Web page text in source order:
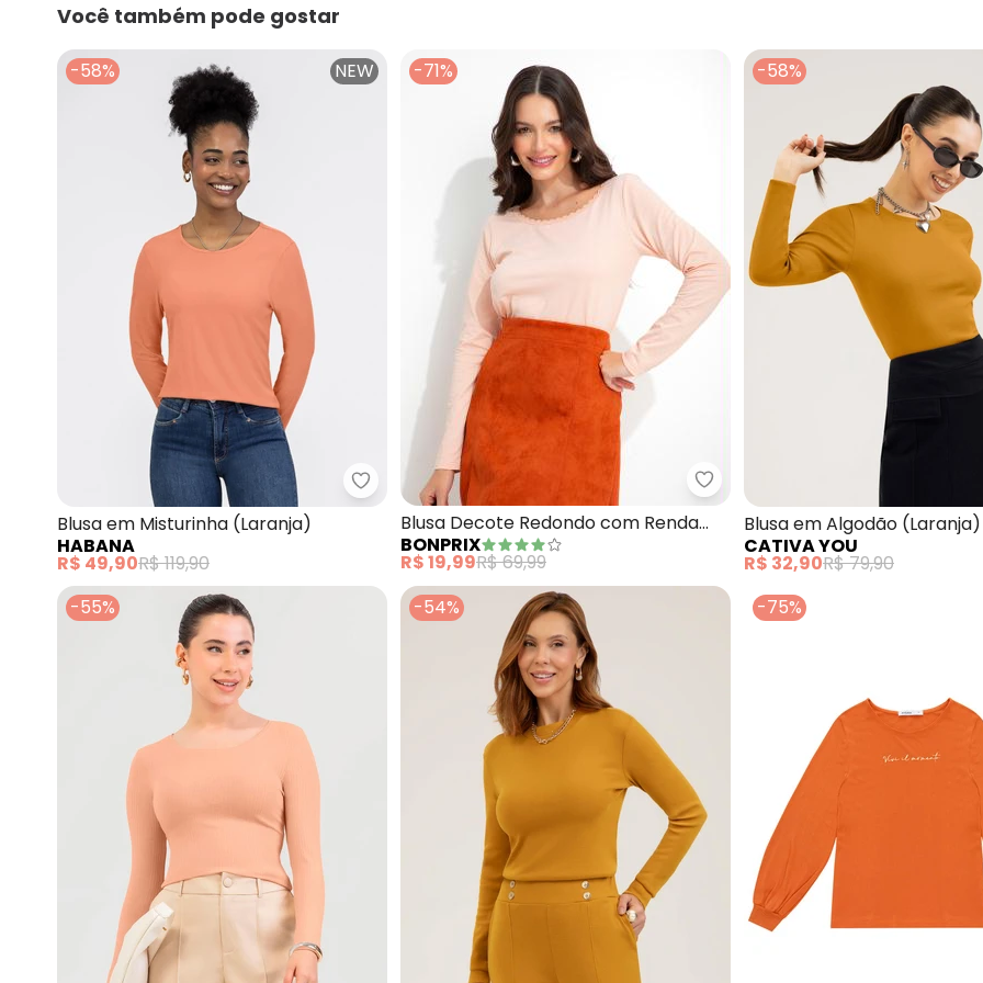
Você também pode gostar
-58% NEW
Habana - Blusa em Misturinha (Laranja)
Blusa em Misturinha (Laranja)
HABANA
R$ 49,90R$ 119,90
-71%
bonprix - Blusa Decote
Blusa Decote Redondo com Renda
(Salmão)
BONPRIX
R$ 19,99R$ 69,99
-58%
Blusa em Algodão (Laranja)
CATIVA YOU
R$ 32,90R$ 79,90
-55%
-54% -75%